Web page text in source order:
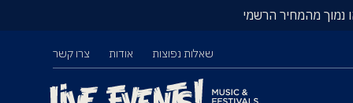
נמוך מהמחיר הרשמי
שאלות נפוצות אודות צרו קשר